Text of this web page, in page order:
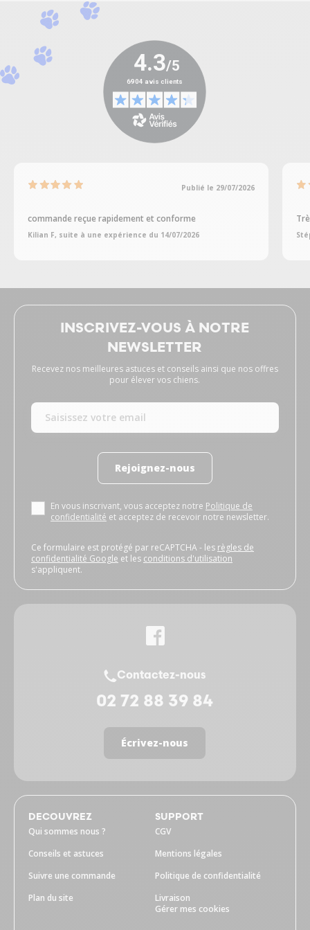
Publié le 29/07/2026
commande reçue rapidement et conforme
Kilian F, suite à une expérience du 14/07/2026
INSCRIVEZ-VOUS À NOTRE
NEWSLETTER
Recevez nos meilleures astuces et conseils ainsi que nos offres
pour élever vos chiens.
Rejoignez-nous
En vous inscrivant, vous acceptez notre Politique de
confidentialité et acceptez de recevoir notre newsletter.
Ce formulaire est protégé par reCAPTCHA - les règles de
confidentialité Google et les conditions d'utilisation
s'appliquent.
Contactez-nous
02 72 88 39 84
Écrivez-nous
DECOUVREZ
Qui sommes nous ?
Conseils et astuces
Suivre une commande
Plan du site
SUPPORT
CGV
Mentions légales
Politique de confidentialité
Livraison
Gérer mes cookies